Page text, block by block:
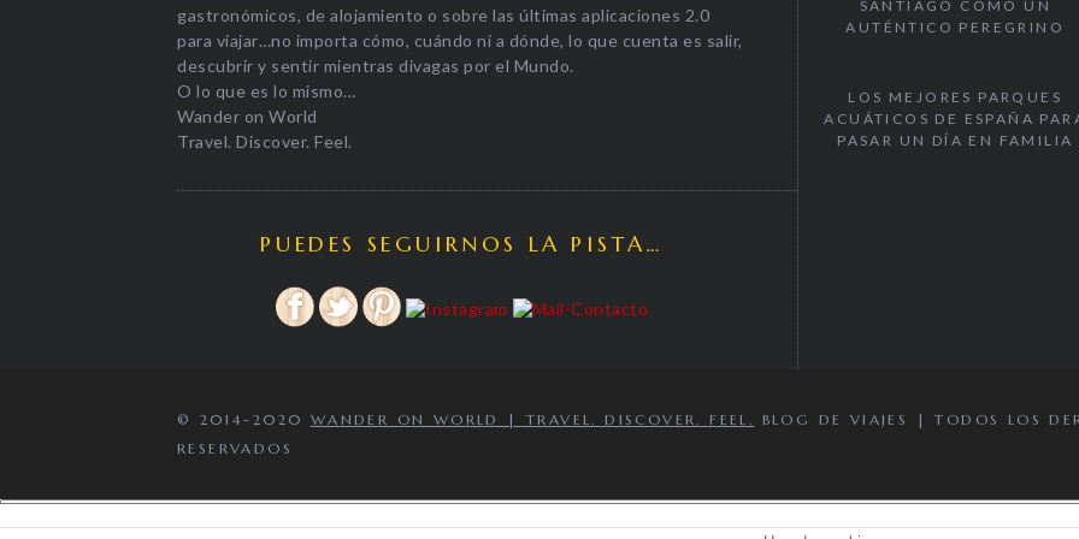
gastronómicos, de alojamiento o sobre las últimas aplicaciones 2.0
para viajar…no importa cómo, cuándo ni a dónde, lo que cuenta es salir,
descubrir y sentir mientras divagas por el Mundo.
O lo que es lo mismo…
Wander on World
Travel. Discover. Feel.
PUEDES SEGUIRNOS LA PISTA…
SANTIAGO COMO UN
AUTÉNTICO PEREGRINO
LOS MEJORES PARQUES
ACUÁTICOS DE ESPAÑA
PASAR UN DÍA EN FAMILIA
© 2014-2020 WANDER ON WORLD | TRAVEL. DISCOVER. FEEL.
BLOG DE VIAJES | TODOS LOS
RESERVADOS